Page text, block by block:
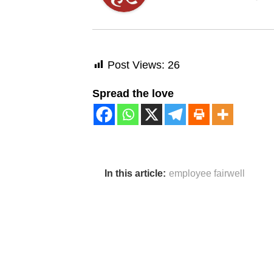
Post Views: 26
Spread the love
In this article: employee fairwell